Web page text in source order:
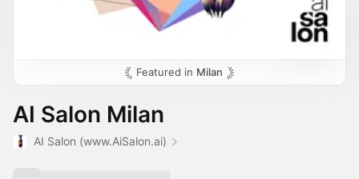
Featured in Milan
AI Salon Milan
AI Salon (www.AiSalon.ai)